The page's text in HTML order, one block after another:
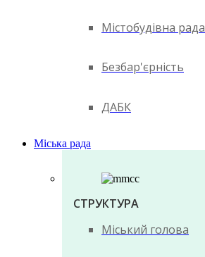
Містобудівна рада
Безбар'єрність
ДАБК
Міська рада
СТРУКТУРА
Міський голова